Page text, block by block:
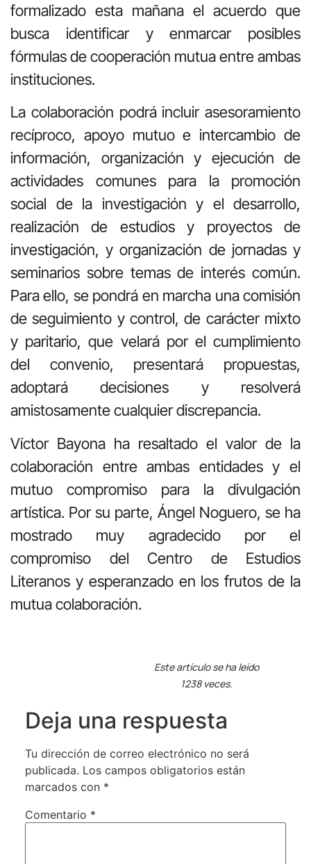
formalizado esta mañana el acuerdo que
busca identificar y enmarcar posibles
fórmulas de cooperación mutua entre ambas
instituciones.
La colaboración podrá incluir asesoramiento
recíproco, apoyo mutuo e intercambio de
información, organización y ejecución de
actividades comunes para la promoción
social de la investigación y el desarrollo,
realización de estudios y proyectos de
investigación, y organización de jornadas y
seminarios sobre temas de interés común.
Para ello, se pondrá en marcha una comisión
de seguimiento y control, de carácter mixto
y paritario, que velará por el cumplimiento
del convenio, presentará propuestas,
adoptará decisiones y resolverá
amistosamente cualquier discrepancia.
Víctor Bayona ha resaltado el valor de la
colaboración entre ambas entidades y el
mutuo compromiso para la divulgación
artística. Por su parte, Ángel Noguero, se ha
mostrado muy agradecido por el
compromiso del Centro de Estudios
Literanos y esperanzado en los frutos de la
mutua colaboración.
Este artículo se ha leído
1238 veces.
Deja una respuesta
Tu dirección de correo electrónico no será
publicada. Los campos obligatorios están
marcados con *
Comentario *